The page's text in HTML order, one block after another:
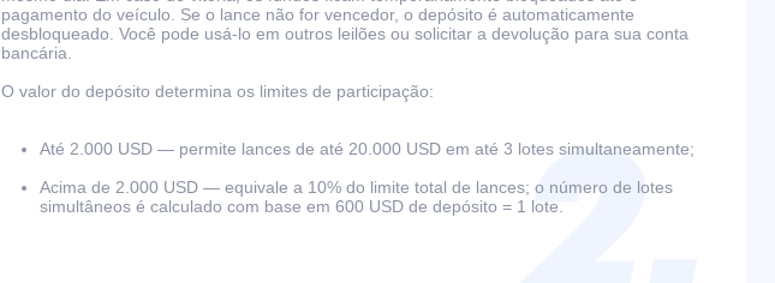
pagamento do veículo. Se o lance não for vencedor, o depósito é automaticamente
desbloqueado. Você pode usá-lo em outros leilões ou solicitar a devolução para sua conta
bancária.
O valor do depósito determina os limites de participação:
Até 2.000 USD — permite lances de até 20.000 USD em até 3 lotes simultaneamente;
Acima de 2.000 USD — equivale a 10% do limite total de lances; o número de lotes
simultâneos é calculado com base em 600 USD de depósito = 1 lote.